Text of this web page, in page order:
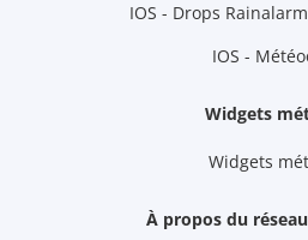
IOS - Drops
IOS -
Widgets
Widgets
À propos du